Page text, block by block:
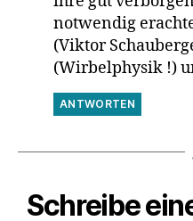
notwendig
(Viktor
(Wirbelphysik !)
ANTWORTEN
Schreibe